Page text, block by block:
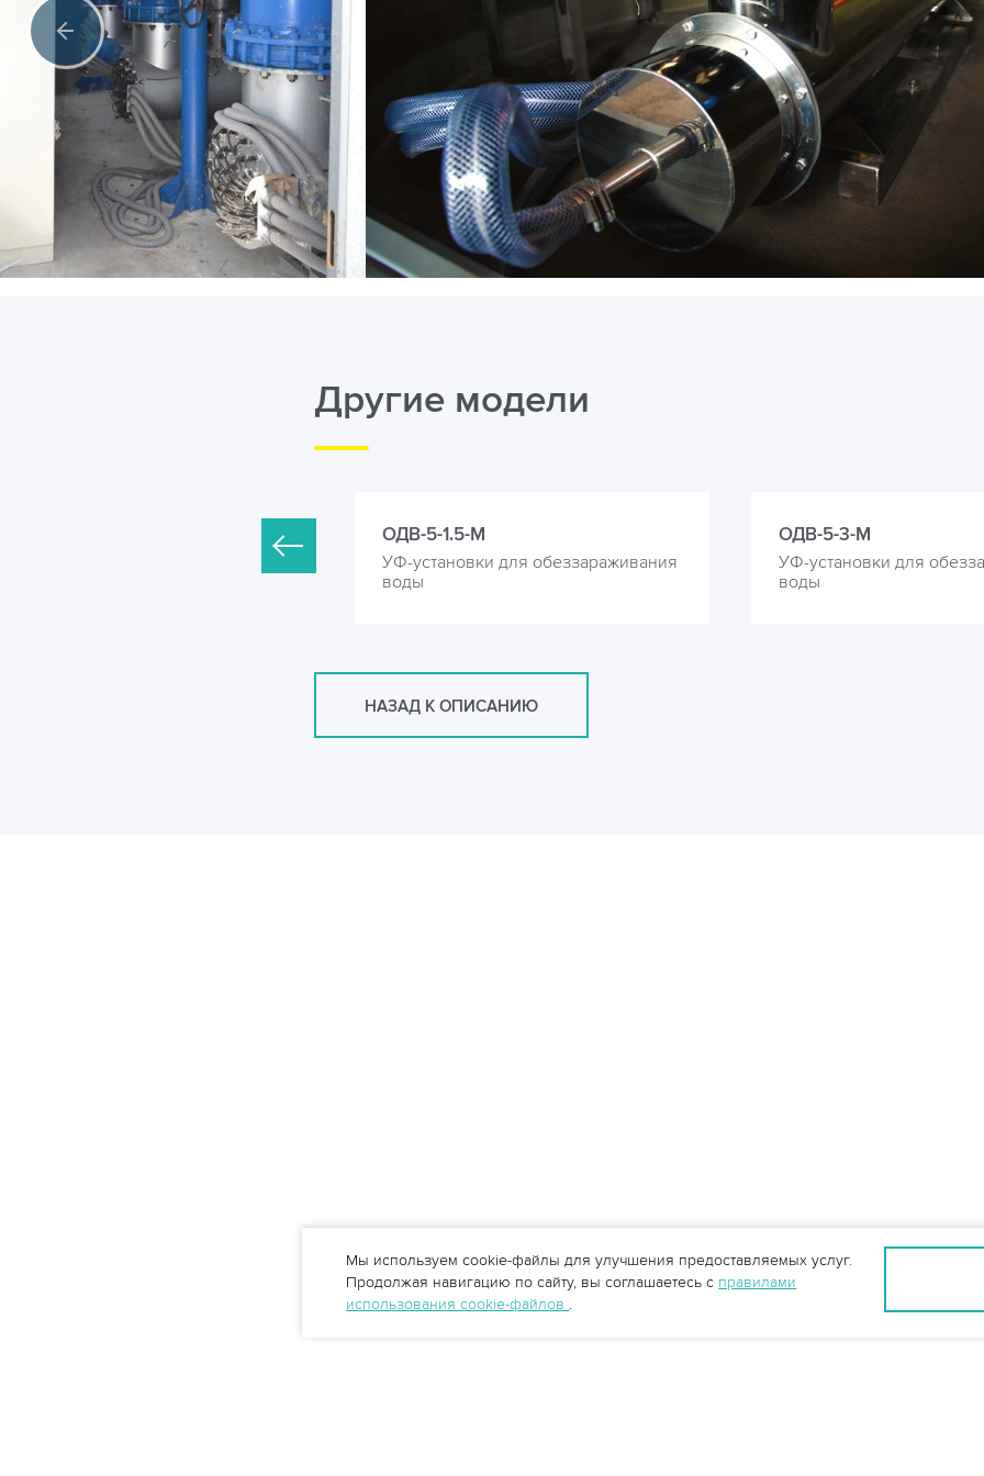
Другие модели
ОДВ-5-1.5-М
УФ-установки для обеззараживания
воды
ОДВ-5-3-М
УФ-установки для
воды
НАЗАД К ОПИСАНИЮ
Мы используем cookie-файлы для улучшения предоставляемых услуг.
Продолжая навигацию по сайту, вы соглашаетесь с правилами
использования cookie-файлов .